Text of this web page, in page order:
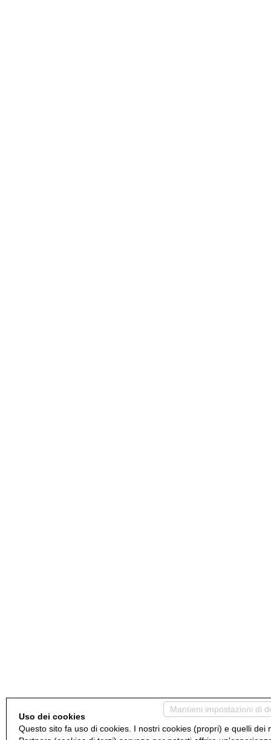
Mantieni impostazioni di
Uso dei cookies
Questo sito fa uso di cookies. I nostri cookies (propri) e quelli dei